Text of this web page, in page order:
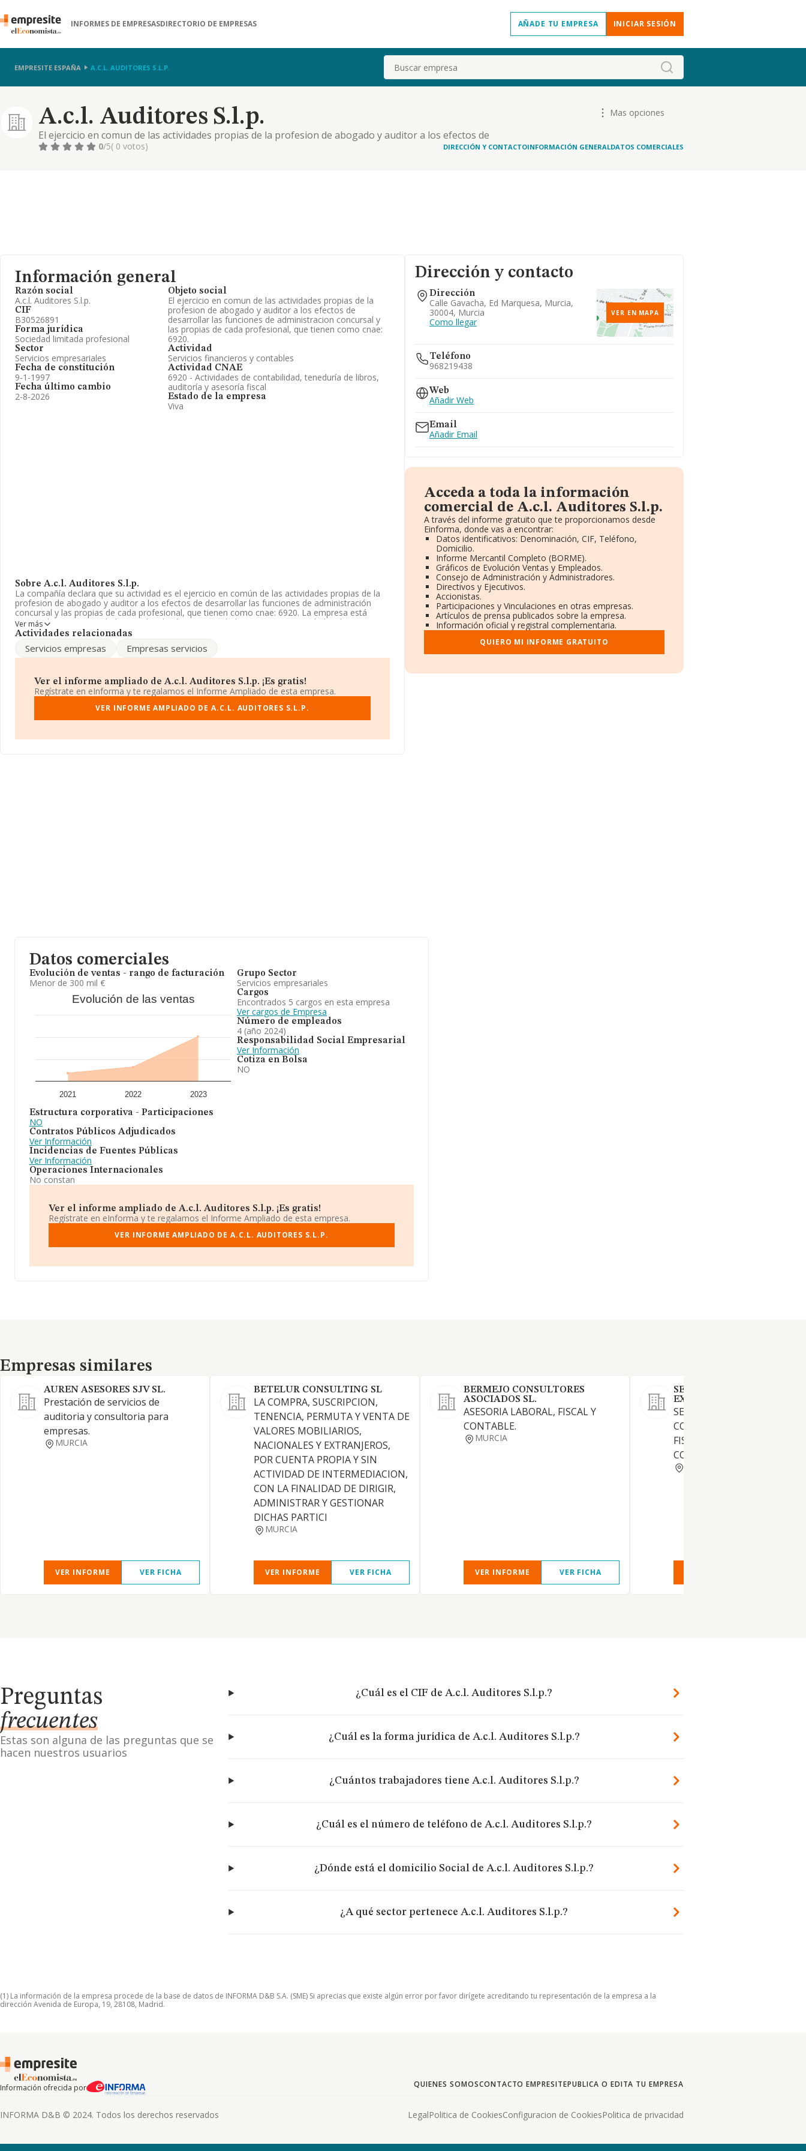
INFORMES DE EMPRESASDIRECTORIO DE EMPRESAS AÑADE TU EMPRESA INICIAR SESIÓN
EMPRESITE ESPAÑA A.C.L. AUDITORES S.L.P. Buscar
A.c.l. Auditores S.l.p.
El ejercicio en comun de las actividades propias de la profesion de abogado y auditor a los efectos de
desarrollar las funciones de administracion concursal y las propias de cada profesional, que tienen
Mas opciones
0/5( 0 votos) DIRECCIÓN Y CONTACTOINFORMACIÓN GENERALDATOS COMERCIALES
Información general
Razón social
A.c.l. Auditores S.l.p.
CIF
B30526891
Forma jurídica
Sociedad limitada profesional
Sector
Servicios empresariales
Fecha de constitución
9-1-1997
Fecha último cambio
2-8-2026
Objeto social
El ejercicio en comun de las actividades propias de la
profesion de abogado y auditor a los efectos de
desarrollar las funciones de administracion concursal y
las propias de cada profesional, que tienen como cnae:
6920.
Actividad
Servicios financieros y contables
Actividad CNAE
6920 - Actividades de contabilidad, teneduría de libros,
auditoría y asesoría fiscal
Estado de la empresa
Viva
Sobre A.c.l. Auditores S.l.p.
La compañía declara que su actividad es el ejercicio en común de las actividades propias de la
profesion de abogado y auditor a los efectos de desarrollar las funciones de administración
concursal y las propias de cada profesional, que tienen como cnae: 6920. La empresa está
registrada como Sociedad Limitada. Clasifica su actividad CNAE como 'Actividades de
contabilidad, teneduría de libros, auditoría y asesoría fiscal', código 6920. La compañía no tiene
Es posible ponerse en contacto con la empresa a través del teléfono 968219438.
La empresa española A.C.L. Auditores S.L.P, B30526891, está situada en Calle Gavacha Ed
Marquesa, (30004), Santa Catalina, Murcia.
En relación con el sector y disponiendo de los datos de hasta 56.819 empresas, a nivel nacional
la facturación asciende a 14.430 millones de euros y el promedio de la facturación de ventas
provincia (hablamos de Murcia), en la base de datos INFORMA constan 1567 empresas, cuyas
Ver más
Actividades relacionadas
Servicios empresas Empresas servicios
Ver el informe ampliado de A.c.l. Auditores S.l.p. ¡Es gratis!
Regístrate en eInforma y te regalamos el Informe Ampliado de esta empresa.
VER INFORME AMPLIADO DE A.C.L. AUDITORES S.L.P.
Dirección y contacto
Dirección
Calle Gavacha, Ed Marquesa, Murcia,
30004, Murcia
Como llegar
VER EN MAPA
Teléfono
968219438
Web
Añadir Web
Email
Añadir Email
Acceda a toda la información
comercial de A.c.l. Auditores S.l.p.
A través del informe gratuito que te proporcionamos desde
Einforma, donde vas a encontrar:
Datos identificativos: Denominación, CIF, Teléfono,
Domicilio.
Informe Mercantil Completo (BORME).
Gráficos de Evolución Ventas y Empleados.
Consejo de Administración y Administradores.
Directivos y Ejecutivos.
Accionistas.
Participaciones y Vinculaciones en otras empresas.
Artículos de prensa publicados sobre la empresa.
Información oficial y registral complementaria.
QUIERO MI INFORME GRATUITO
Datos comerciales
Evolución de ventas - rango de facturación
Menor de 300 mil €
Evolución de las ventas
2021 2022 2023
Estructura corporativa - Participaciones
NO
Contratos Públicos Adjudicados
Ver Información
Incidencias de Fuentes Públicas
Ver Información
Operaciones Internacionales
No constan
Grupo Sector
Servicios empresariales
Cargos
Encontrados 5 cargos en esta empresa
Ver cargos de Empresa
Número de empleados
4 (año 2024)
Responsabilidad Social Empresarial
Ver Información
Cotiza en Bolsa
NO
Ver el informe ampliado de A.c.l. Auditores S.l.p. ¡Es gratis!
Regístrate en eInforma y te regalamos el Informe Ampliado de esta empresa.
VER INFORME AMPLIADO DE A.C.L. AUDITORES S.L.P.
Empresas similares
Empresas similares
AUREN ASESORES SJV SL.
Prestación de servicios de
auditoria y consultoria para
empresas.
MURCIA
VER INFORME VER FICHA
BETELUR CONSULTING SL
LA COMPRA, SUSCRIPCION,
TENENCIA, PERMUTA Y VENTA DE
VALORES MOBILIARIOS,
NACIONALES Y EXTRANJEROS,
POR CUENTA PROPIA Y SIN
ACTIVIDAD DE INTERMEDIACION,
CON LA FINALIDAD DE DIRIGIR,
ADMINISTRAR Y GESTIONAR
DICHAS PARTICI
MURCIA
VER INFORME VER FICHA
BERMEJO CONSULTORES
ASOCIADOS SL.
ASESORIA LABORAL, FISCAL Y
CONTABLE.
MURCIA
VER INFORME VER FICHA
SERVICIOS DE ASESORIA
EXTERNA SLP
SERVICIOS DE ASESORIA EN
CONTABILIDAD, DERECHO
FISCAL, LABORAL Y JURIDICO,
CONSULTORIO Y AUDITORIA
Preguntas
frecuentes
Estas son alguna de las preguntas que se
hacen nuestros usuarios
¿Cuál es el CIF de A.c.l. Auditores S.l.p.?
¿Cuál es la forma jurídica de A.c.l. Auditores S.l.p.?
¿Cuántos trabajadores tiene A.c.l. Auditores S.l.p.?
¿Cuál es el número de teléfono de A.c.l. Auditores S.l.p.?
¿Dónde está el domicilio Social de A.c.l. Auditores S.l.p.?
¿A qué sector pertenece A.c.l. Auditores S.l.p.?
(1) La información de la empresa procede de la base de datos de INFORMA D&B S.A. (SME) Si aprecias que existe algún error por favor dirígete acreditando tu representación de la empresa a la
dirección Avenida de Europa, 19, 28108, Madrid.
Información ofrecida por QUIENES SOMOSCONTACTO EMPRESITEPUBLICA O EDITA TU EMPRESA
INFORMA D&B © 2024. Todos los derechos reservados LegalPolitica de CookiesConfiguracion de CookiesPolitica de privacidad